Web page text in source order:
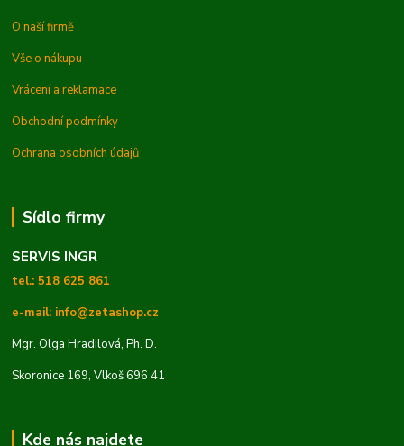
O naší firmě
Vše o nákupu
Vrácení a reklamace
Obchodní podmínky
Ochrana osobních údajů
Sídlo firmy
SERVIS INGR
tel.: 518 625 861
e-mail: info@zetashop.cz
Mgr. Olga Hradilová, Ph. D.
Skoronice 169, Vlkoš 696 41
Kde nás najdete